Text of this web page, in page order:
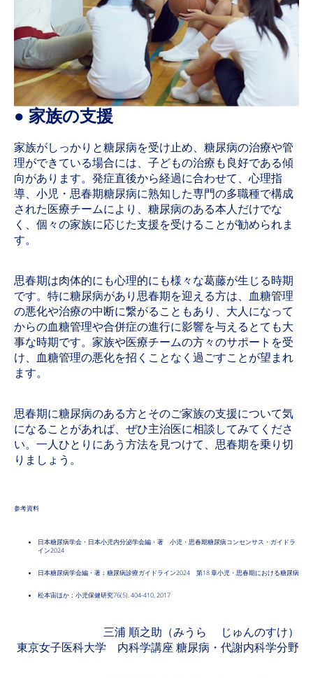
● 家族の支援
家族がしっかりと糖尿病を受け止め、糖尿病の治療や管
理ができている場合には、子どもの治療も良好である傾
向があります。発症直後から経過に合わせて、心理指
導、小児・思春期糖尿病に熟知した専門の多職種で構成
された医療チームにより、糖尿病のある本人だけでな
く、個々の家族に応じた支援を受けることが勧められま
す。
思春期は肉体的にも心理的にも様々な葛藤が生じる時期
です。特に糖尿病があり思春期を迎える方は、血糖管理
の悪化や治療の中断に繋がることもあり、大人になって
からの血糖管理や合併症の進行に影響を与えるとても大
事な時期です。家族や医療チームの方々のサポートを受
け、血糖管理の悪化を招くことなく過ごすことが望まれ
ます。
思春期に糖尿病のある方とそのご家族の支援について気
になることがあれば、ぜひ主治医に相談してみてくださ
い。一人ひとりにあう方法を見つけて、思春期を乗り切
りましょう。
参考資料
日本糖尿病学会・日本小児内分泌学会編・著 小児・思春期糖尿病コンセンサス・ガイドラ
イン2024
日本糖尿病学会編・著：糖尿病診療ガイドライン2024 第18 章小児・思春期における糖尿病
松本宙ほか：小児保健研究76(5). 404-410, 2017
三浦 順之助（みうら じゅんのすけ）
東京女子医科大学 内科学講座 糖尿病・代謝内科学分野